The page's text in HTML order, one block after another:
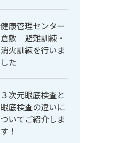
健康管理センター
倉敷 避難訓練・
消火訓練を行いま
した
３次元眼底検査と
眼底検査の違いに
ついてご紹介しま
す！